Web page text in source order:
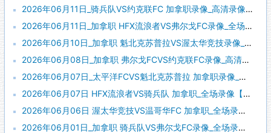
2026年06月11日_骑兵队VS约克联FC 加拿职录像_高清录像【全场回放】
2026年06月11日_加拿职 HFX流浪者VS弗尔戈FC录像_全场录像【视频集锦】
2026年06月10日_加拿职 魁北克苏普拉VS渥太华竞技录像_高清录像【全场回放】
2026年06月08日_加拿职 弗尔戈FCVS约克联FC录像_高清录像【全场回放】
2026年06月07日_太平洋FCVS魁北克苏普拉 加拿职录像_全场录像【高清回放】
2026年06月07日 HFX流浪者VS骑兵队 加拿职_全场录像【视频集锦】
2026年06月06日 渥太华竞技VS温哥华FC 加拿职_全场录像【全场回放】
2026年06月01日_加拿职 骑兵队VS弗尔戈FC录像_全场录像【全场回放】